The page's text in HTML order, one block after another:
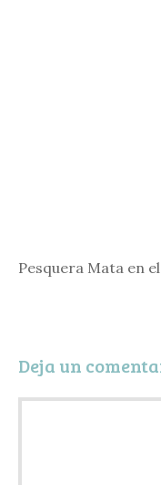
Pesquera Mata en
Deja un